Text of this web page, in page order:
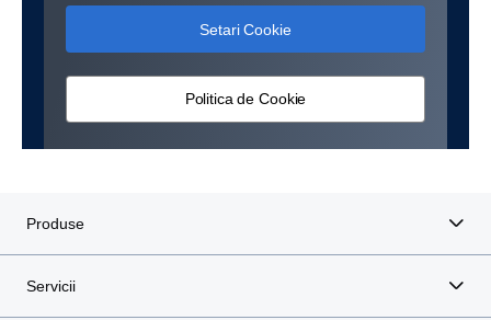
Setari Cookie
Politica de Cookie
Produse
Servicii